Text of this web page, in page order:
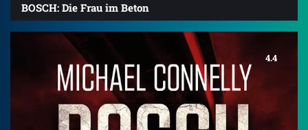
BOSCH: Die Frau im Beton
4.4